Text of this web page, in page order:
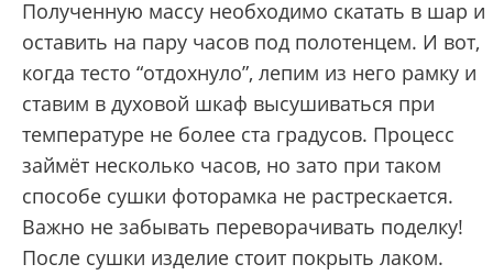
Полученную массу необходимо скатать в шар и
оставить на пару часов под полотенцем. И вот,
когда тесто “отдохнуло”, лепим из него рамку и
ставим в духовой шкаф высушиваться при
температуре не более ста градусов. Процесс
займёт несколько часов, но зато при таком
способе сушки фоторамка не растрескается.
Важно не забывать переворачивать поделку!
После сушки изделие стоит покрыть лаком.